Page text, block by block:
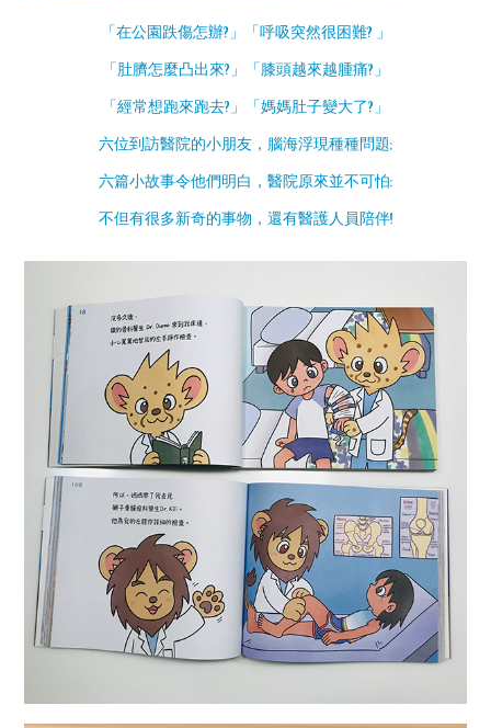
「在公園跌傷怎辦?」「呼吸突然很困難? 」
「肚臍怎麼凸出來?」「膝頭越來越腫痛?」
「經常想跑來跑去?」「媽媽肚子變大了?」
六位到訪醫院的小朋友，腦海浮現種種問題;
六篇小故事令他們明白，醫院原來並不可怕:
不但有很多新奇的事物，還有醫護人員陪伴!